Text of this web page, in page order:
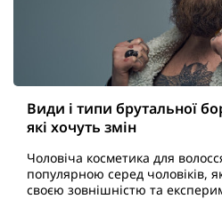
Види і типи брутальної
які хочуть змін
Чоловіча косметика для
популярною серед чоловіків,
своєю зовнішністю та